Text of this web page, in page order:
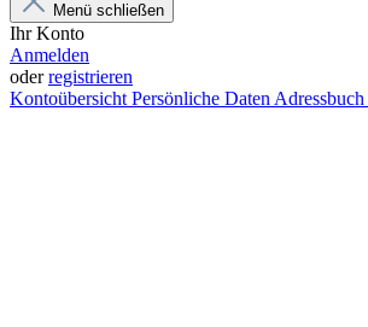
Menü schließen
Ihr Konto
Anmelden
oderregistrieren
KontoübersichtPersönliche DatenAdressbuch